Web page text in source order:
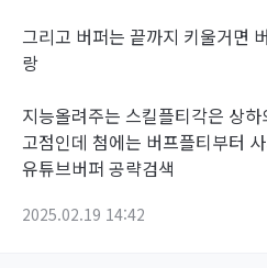
그리고 버퍼는 끝까지 키울거면
랑
지능올려주는 스킬플티각은 상
고점인데 첨에는 버프플티부터
유튜브버퍼 공략검색
2025.02.19 14:42